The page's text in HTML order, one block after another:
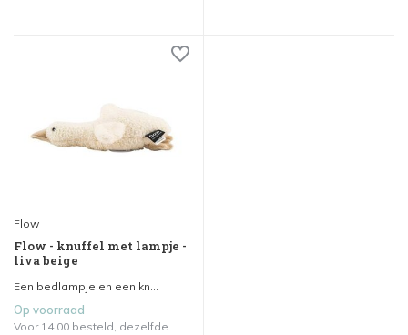
Flow
Flow - knuffel met lampje -
liva beige
Een bedlampje en een kn...
Op voorraad
Voor 14.00 besteld, dezelfde